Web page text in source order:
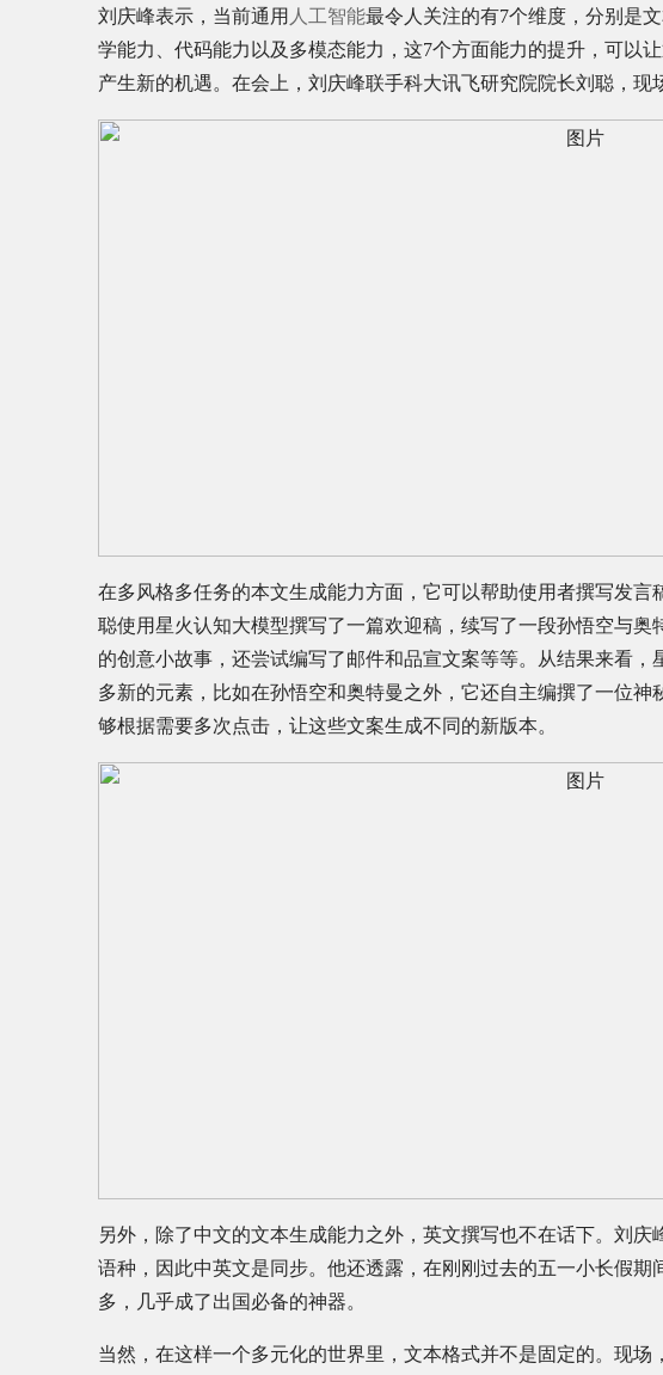
刘庆峰表示，当前通用 人工智能最令人关注的有7个维度，分别是
学能力、代码能力以及多模态能力，这7个方面能力的提升，可以
产生新的机遇。在会上，刘庆峰联手科大讯飞研究院院长刘聪，现
在多风格多任务的本文生成能力方面，它可以帮助使用者撰写发言
聪使用星火认知大模型撰写了一篇欢迎稿，续写了一段孙悟空与奥
的创意小故事，还尝试编写了邮件和品宣文案等等。从结果来看
多新的元素，比如在孙悟空和奥特曼之外，它还自主编撰了一位
够根据需要多次点击，让这些文案生成不同的新版本。
另外，除了中文的文本生成能力之外，英文撰写也不在话下。刘
语种，因此中英文是同步。他还透露，在刚刚过去的五一小长假期
多，几乎成了出国必备的神器。
当然，在这样一个多元化的世界里，文本格式并不是固定的。现